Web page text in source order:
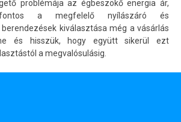
problémája az égbeszökő energia ár,
a megfelelő nyílászáró és
kiválasztása még a vásárlás
és hisszük, hogy együtt sikerül ezt
a megvalósulásig.